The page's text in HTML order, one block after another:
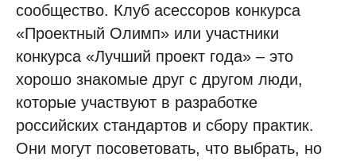
сообщество. Клуб асессоров конкурса
«Проектный Олимп» или участники
конкурса «Лучший проект года» – это
хорошо знакомые друг с другом люди,
которые участвуют в разработке
российских стандартов и сбору практик.
Они могут посоветовать, что выбрать, но